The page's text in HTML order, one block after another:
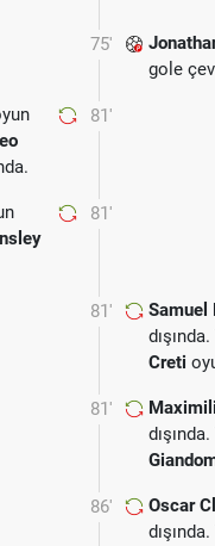
75'
gole
81'
81'
81' Samuel
Creti
81'
86' Oscar